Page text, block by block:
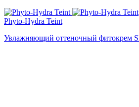
Phyto-Hydra Teint
Увлажняющий оттеночный фитокрем